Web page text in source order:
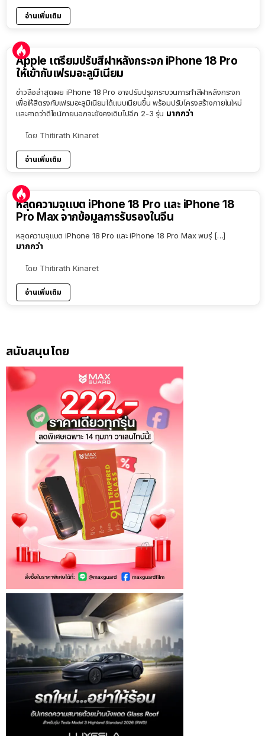
อ่านเพิ่มเติม
Apple เตรียมปรับสีฝาหลังกระจก iPhone 18 Pro
ให้เข้ากับเฟรมอะลูมิเนียม
ข่าวลือล่าสุดเผย iPhone 18 Pro อาจปรับปรุงกระบวนการทำสีฝาหลังกระจก
เพื่อให้สีตรงกับเฟรมอะลูมิเนียมได้แนบเนียนขึ้น พร้อมปรับโครงสร้างภายในใหม่
และคาดว่าดีไซน์ภายนอกจะยังคงเดิมไปอีก 2-3 รุ่น มากกว่า
โดย Thitirath Kinaret
อ่านเพิ่มเติม
หลุดความจุแบต iPhone 18 Pro และ iPhone 18
Pro Max จากข้อมูลการรับรองในจีน
หลุดความจุแบต iPhone 18 Pro และ iPhone 18 Pro Max พบรุ่ […]
มากกว่า
โดย Thitirath Kinaret
อ่านเพิ่มเติม
สนับสนุนโดย